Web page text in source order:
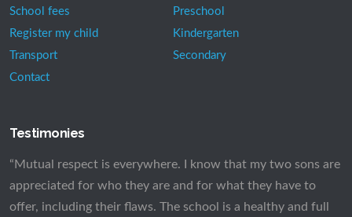
School fees
Preschool
Register my child
Kindergarten
Transport
Secondary
Contact
Testimonies
“Mutual respect is everywhere. I know that my two sons are
appreciated for who they are and for what they have to
offer, including their flaws. The school is a healthy and full